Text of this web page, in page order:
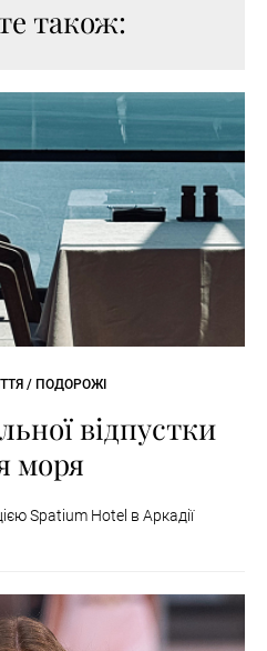
також:
/ ПОДОРОЖІ
відпустки
моря
Spatium Hotel в Аркадії